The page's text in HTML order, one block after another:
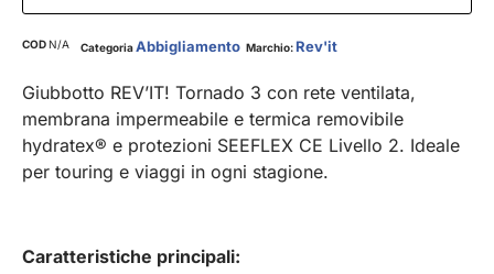
COD N/A CategoriaAbbigliamento Marchio:Rev'it
Giubbotto REV’IT! Tornado 3 con rete ventilata,
membrana impermeabile e termica removibile
hydratex® e protezioni SEEFLEX CE Livello 2. Ideale
per touring e viaggi in ogni stagione.
Caratteristiche principali: